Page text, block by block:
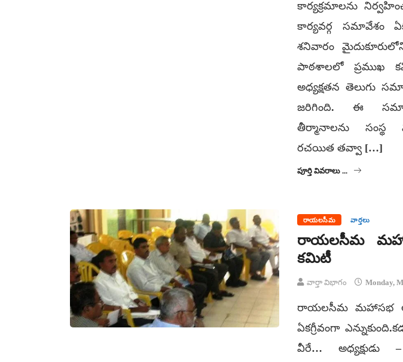
కార్యక్రమాలను
కార్యవర్గ సమావేశం
శనివారం
పాఠశాలలో ప్రముఖ
అధ్యక్షతన తెలుగు
జరిగింది. ఈ
తీర్మానాలను సంస్థ
రచయిత తవ్వా […]
పూర్తి వివరాలు ...
రాయలసీమ వార్తలు
రాయలసీమ
కమిటీ
వార్తా విభాగం Monday,
రాయలసీమ మహాసభ
ఏకగ్రీవంగా
వీరే…